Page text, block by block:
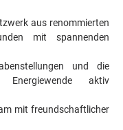
aus renommierten
mit spannenden
und die
Energiewende aktiv
mit freundschaftlicher